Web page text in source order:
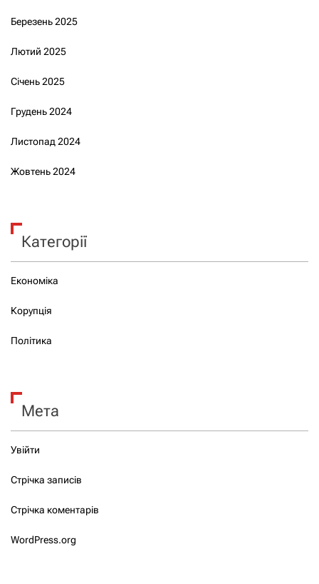
Березень 2025
Лютий 2025
Січень 2025
Грудень 2024
Листопад 2024
Жовтень 2024
Категорії
Економіка
Корупція
Політика
Мета
Увійти
Стрічка записів
Стрічка коментарів
WordPress.org